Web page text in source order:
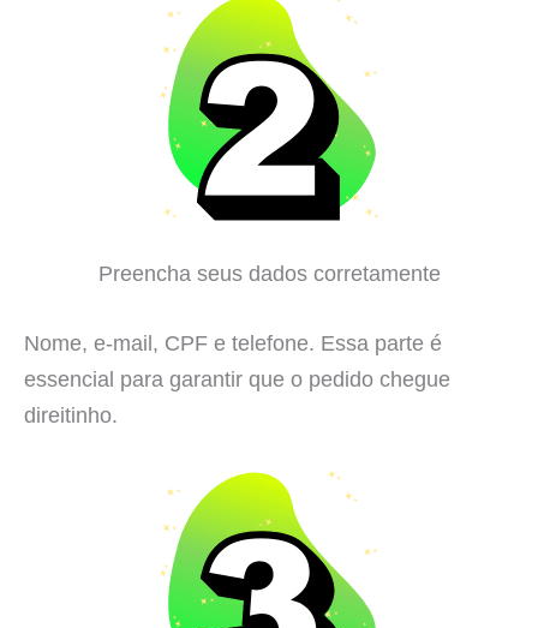
Preencha seus dados corretamente
Nome, e-mail, CPF e telefone. Essa parte é
essencial para garantir que o pedido chegue
direitinho.